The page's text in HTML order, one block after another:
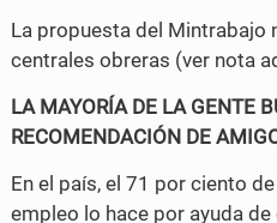
La propuesta del Mintrabajo
centrales obreras (ver nota
LA MAYORÍA DE LA GENTE
RECOMENDACIÓN DE
En el país, el 71 por ciento
empleo lo hace por ayuda